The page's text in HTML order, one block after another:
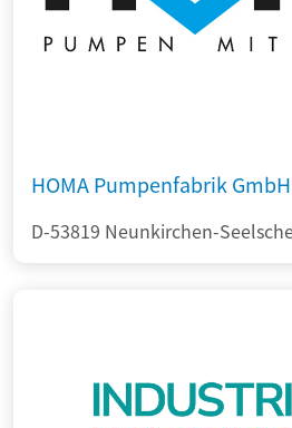
HOMA Pumpenfabrik GmbH
D-53819 Neunkirchen-